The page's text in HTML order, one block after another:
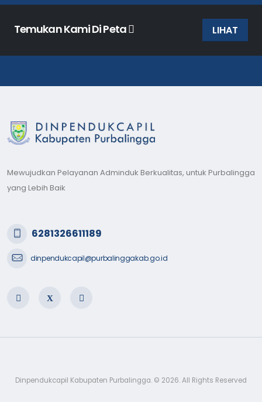
Temukan Kami Di Peta LIHAT
Mewujudkan Pelayanan Adminduk Berkualitas, untuk Purbalingga
yang Lebih Baik
6281326611189
dinpendukcapil@purbalinggakab.go.id
Dinpendukcapil Kabupaten Purbalingga. © 2026. All Rights Reserved